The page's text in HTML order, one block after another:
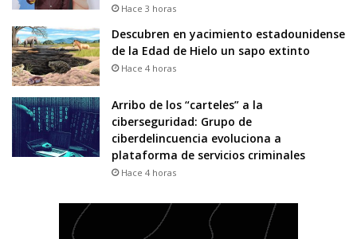
Hace 3 horas
Descubren en yacimiento estadounidense
de la Edad de Hielo un sapo extinto
Hace 4 horas
Arribo de los “carteles” a la
ciberseguridad: Grupo de
ciberdelincuencia evoluciona a
plataforma de servicios criminales
Hace 4 horas